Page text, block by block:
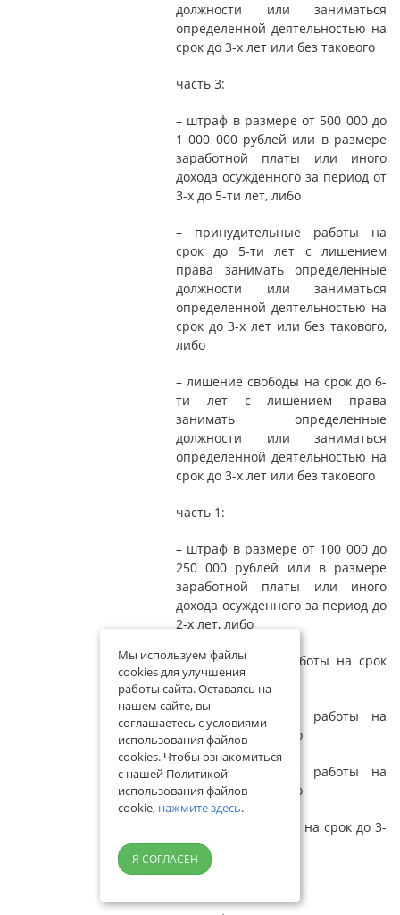
должности или заниматься
определенной деятельностью на
срок до 3-х лет или без такового
часть 3:
– штраф в размере от 500 000 до
1 000 000 рублей или в размере
заработной платы или иного
дохода осужденного за период от
3-х до 5-ти лет, либо
– принудительные работы на
срок до 5-ти лет с лишением
права занимать определенные
должности или заниматься
определенной деятельностью на
срок до 3-х лет или без такового,
либо
– лишение свободы на срок до 6-
ти лет с лишением права
занимать определенные
должности или заниматься
определенной деятельностью на
срок до 3-х лет или без такового
часть 1:
– штраф в размере от 100 000 до
250 000 рублей или в размере
заработной платы или иного
дохода осужденного за период до
2-х лет, либо
– обязательные работы на срок
до 480 часов, либо
– исправительные работы на
срок до 2-х лет, либо
– принудительные работы на
срок до 3-х лет, либо
– лишение свободы на срок до 3-
х лет
Мы используем файлы
cookies для улучшения
работы сайта. Оставаясь на
нашем сайте, вы
соглашаетесь с условиями
использования файлов
cookies. Чтобы ознакомиться
с нашей Политикой
использования файлов
cookie, нажмите здесь.
Я СОГЛАСЕН